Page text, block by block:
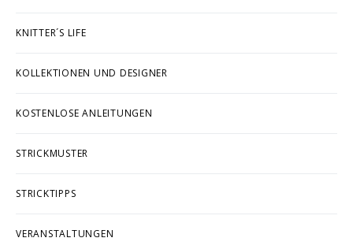
KNITTER´S LIFE
KOLLEKTIONEN UND DESIGNER
KOSTENLOSE ANLEITUNGEN
STRICKMUSTER
STRICKTIPPS
VERANSTALTUNGEN